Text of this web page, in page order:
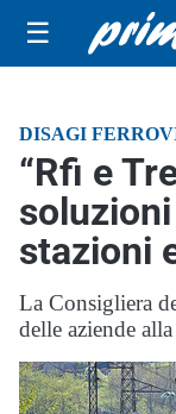
☰
DISAGI
“Rfi e
stazioni
La Consigliera
delle aziende